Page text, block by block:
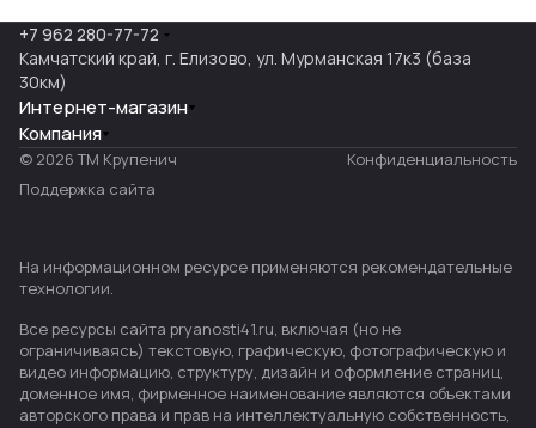
+7 962 280-77-72
Камчатский край, г. Елизово, ул. Мурманская 17к3 (база
30км)
Интернет-магазин
Компания
© 2026 ТМ Крупенич
Конфиденциальность
Поддержка сайта
На информационном ресурсе применяются рекомендательные
технологии.
Все ресурсы сайта pryanosti41.ru, включая (но не
ограничиваясь) текстовую, графическую, фотографическую и
видео информацию, структуру, дизайн и оформление страниц,
доменное имя, фирменное наименование являются объектами
авторского права и прав на интеллектуальную собственность,